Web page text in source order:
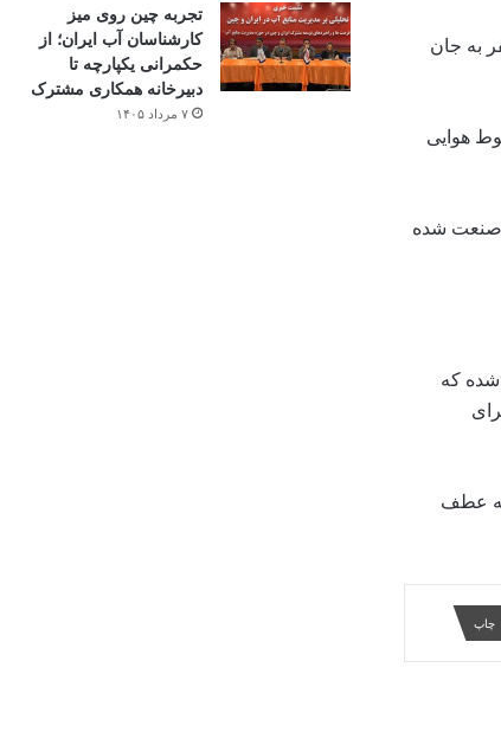
به جان
هوایی
صنعت شده
شده که
عطف
چاپ
تجربه چین روی میز
کارشناسان آب ایران؛ از
حکمرانی یکپارچه تا
دبیرخانه همکاری مشترک
۷ مرداد ۱۴۰۵